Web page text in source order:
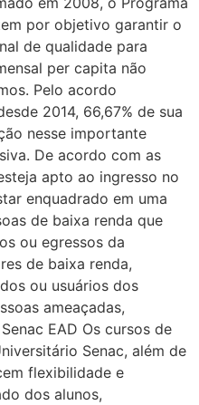
por objetivo garantir o
de qualidade para
per capita não
Pelo acordo
2014, 66,67% de sua
nesse importante
De acordo com as
apto ao ingresso no
enquadrado em uma
de baixa renda que
ou egressos da
de baixa renda,
ou usuários dos
ameaçadas,
EAD Os cursos de
Senac, além de
flexibilidade e
dos alunos,